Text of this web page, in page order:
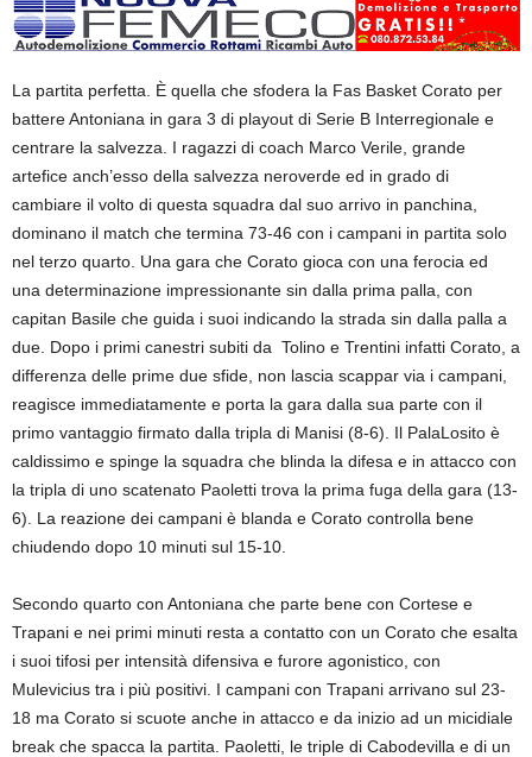
La partita perfetta. È quella che sfodera la Fas Basket Corato per
battere Antoniana in gara 3 di playout di Serie B Interregionale e
centrare la salvezza. I ragazzi di coach Marco Verile, grande
artefice anch’esso della salvezza neroverde ed in grado di
cambiare il volto di questa squadra dal suo arrivo in panchina,
dominano il match che termina 73-46 con i campani in partita solo
nel terzo quarto. Una gara che Corato gioca con una ferocia ed
una determinazione impressionante sin dalla prima palla, con
capitan Basile che guida i suoi indicando la strada sin dalla palla a
due. Dopo i primi canestri subiti da Tolino e Trentini infatti Corato, a
differenza delle prime due sfide, non lascia scappar via i campani,
reagisce immediatamente e porta la gara dalla sua parte con il
primo vantaggio firmato dalla tripla di Manisi (8-6). Il PalaLosito è
caldissimo e spinge la squadra che blinda la difesa e in attacco con
la tripla di uno scatenato Paoletti trova la prima fuga della gara (13-
6). La reazione dei campani è blanda e Corato controlla bene
chiudendo dopo 10 minuti sul 15-10.
Secondo quarto con Antoniana che parte bene con Cortese e
Trapani e nei primi minuti resta a contatto con un Corato che esalta
i suoi tifosi per intensità difensiva e furore agonistico, con
Mulevicius tra i più positivi. I campani con Trapani arrivano sul 23-
18 ma Corato si scuote anche in attacco e da inizio ad un micidiale
break che spacca la partita. Paoletti, le triple di Cabodevilla e di un